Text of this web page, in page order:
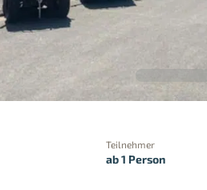
Teilnehmer
ab 1 Person